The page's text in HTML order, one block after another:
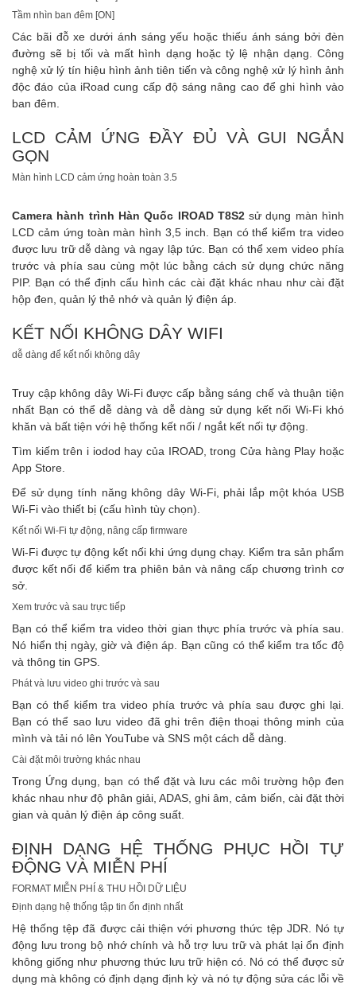
Tầm nhìn ban đêm [ON]
Các bãi đỗ xe dưới ánh sáng yếu hoặc thiếu ánh sáng bởi đèn
đường sẽ bị tối và mất hình dạng hoặc tỷ lệ nhận dạng. Công
nghệ xử lý tín hiệu hình ảnh tiên tiến và công nghệ xử lý hình ảnh
độc đáo của iRoad cung cấp độ sáng nâng cao để ghi hình vào
ban đêm.
LCD CẢM ỨNG ĐẦY ĐỦ VÀ GUI NGẮN
GỌN
Màn hình LCD cảm ứng hoàn toàn 3.5
Camera hành trình Hàn Quốc IROAD T8S2sử dụng màn hình
LCD cảm ứng toàn màn hình 3,5 inch. Bạn có thể kiểm tra video
được lưu trữ dễ dàng và ngay lập tức. Bạn có thể xem video phía
trước và phía sau cùng một lúc bằng cách sử dụng chức năng
PIP. Bạn có thể định cấu hình các cài đặt khác nhau như cài đặt
hộp đen, quản lý thẻ nhớ và quản lý điện áp.
KẾT NỐI KHÔNG DÂY WIFI
dễ dàng để kết nối không dây
Truy cập không dây Wi-Fi được cấp bằng sáng chế và thuận tiện
nhất Bạn có thể dễ dàng và dễ dàng sử dụng kết nối Wi-Fi khó
khăn và bất tiện với hệ thống kết nối / ngắt kết nối tự động.
Tìm kiếm trên i iodod hay của IROAD, trong Cửa hàng Play hoặc
App Store.
Để sử dụng tính năng không dây Wi-Fi, phải lắp một khóa USB
Wi-Fi vào thiết bị (cấu hình tùy chọn).
Kết nối Wi-Fi tự động, nâng cấp firmware
Wi-Fi được tự động kết nối khi ứng dụng chạy. Kiểm tra sản phẩm
được kết nối để kiểm tra phiên bản và nâng cấp chương trình cơ
sở.
Xem trước và sau trực tiếp
Bạn có thể kiểm tra video thời gian thực phía trước và phía sau.
Nó hiển thị ngày, giờ và điện áp. Bạn cũng có thể kiểm tra tốc độ
và thông tin GPS.
Phát và lưu video ghi trước và sau
Bạn có thể kiểm tra video phía trước và phía sau được ghi lại.
Bạn có thể sao lưu video đã ghi trên điện thoại thông minh của
mình và tải nó lên YouTube và SNS một cách dễ dàng.
Cài đặt môi trường khác nhau
Trong Ứng dụng, bạn có thể đặt và lưu các môi trường hộp đen
khác nhau như độ phân giải, ADAS, ghi âm, cảm biến, cài đặt thời
gian và quản lý điện áp công suất.
ĐỊNH DẠNG HỆ THỐNG PHỤC HỒI TỰ
ĐỘNG VÀ MIỄN PHÍ
FORMAT MIỄN PHÍ & THU HỒI DỮ LIỆU
Định dạng hệ thống tập tin ổn định nhất
Hệ thống tệp đã được cải thiện với phương thức tệp JDR. Nó tự
động lưu trong bộ nhớ chính và hỗ trợ lưu trữ và phát lại ổn định
không giống như phương thức lưu trữ hiện có. Nó có thể được sử
dụng mà không có định dạng định kỳ và nó tự động sửa các lỗi về